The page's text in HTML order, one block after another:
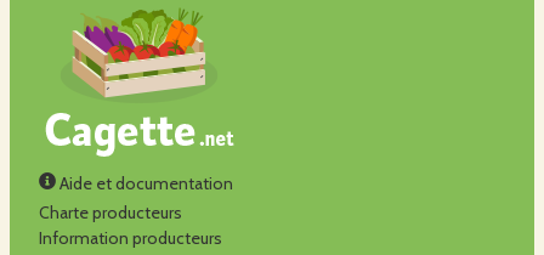
Aide et documentation
Charte producteurs
Information producteurs